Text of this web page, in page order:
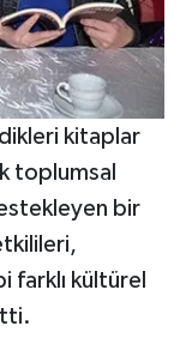
kitaplar
toplumsal
bir
farklı kültürel